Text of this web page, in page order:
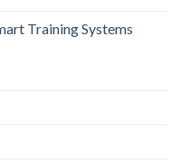
Training Systems